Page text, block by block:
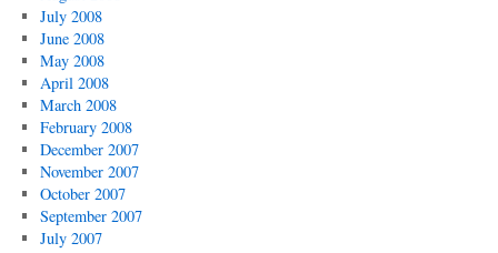
July 2008
June 2008
May 2008
April 2008
March 2008
February 2008
December 2007
November 2007
October 2007
September 2007
July 2007